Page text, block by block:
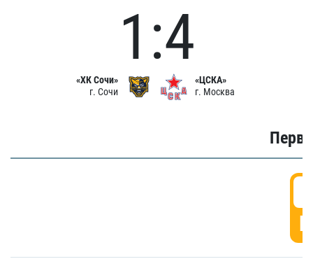
«ХК Сочи»
г. Сочи
1:4
«ЦСКА»
г. Москва